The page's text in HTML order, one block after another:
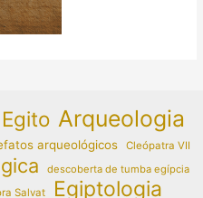
Arqueologia
arqueológicos Cleópatra VII
descoberta de tumba egípcia
Salvat Egiptologia